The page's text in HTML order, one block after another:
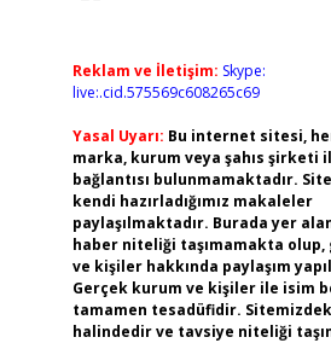
Reklam ve İletişim: Skype:
live:.cid.575569c608265c69
Yasal Uyarı: Bu internet sitesi,
marka, kurum veya şahıs şirketi
bağlantısı bulunmamaktadır.
kendi hazırladığımız makaleler
paylaşılmaktadır. Burada yer
haber niteliği taşımamakta
ve kişiler hakkında paylaşım
Gerçek kurum ve kişiler ile isim
tamamen tesadüfidir.
halindedir ve tavsiye niteliği